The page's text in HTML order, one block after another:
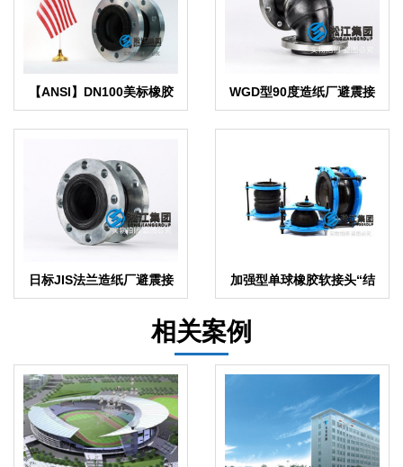
【ANSI】DN100美标橡胶
管接头“结晶器配套”
WGD型90度造纸厂避震接
头
日标JIS法兰造纸厂避震接
头
加强型单球橡胶软接头“结
晶器配套”
相关案例